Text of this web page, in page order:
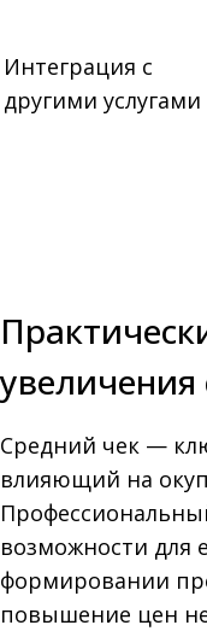
Интеграция с
другими услугами
увеличения
Средний чек —
влияющий на
возможности для
формировании
повышение цен